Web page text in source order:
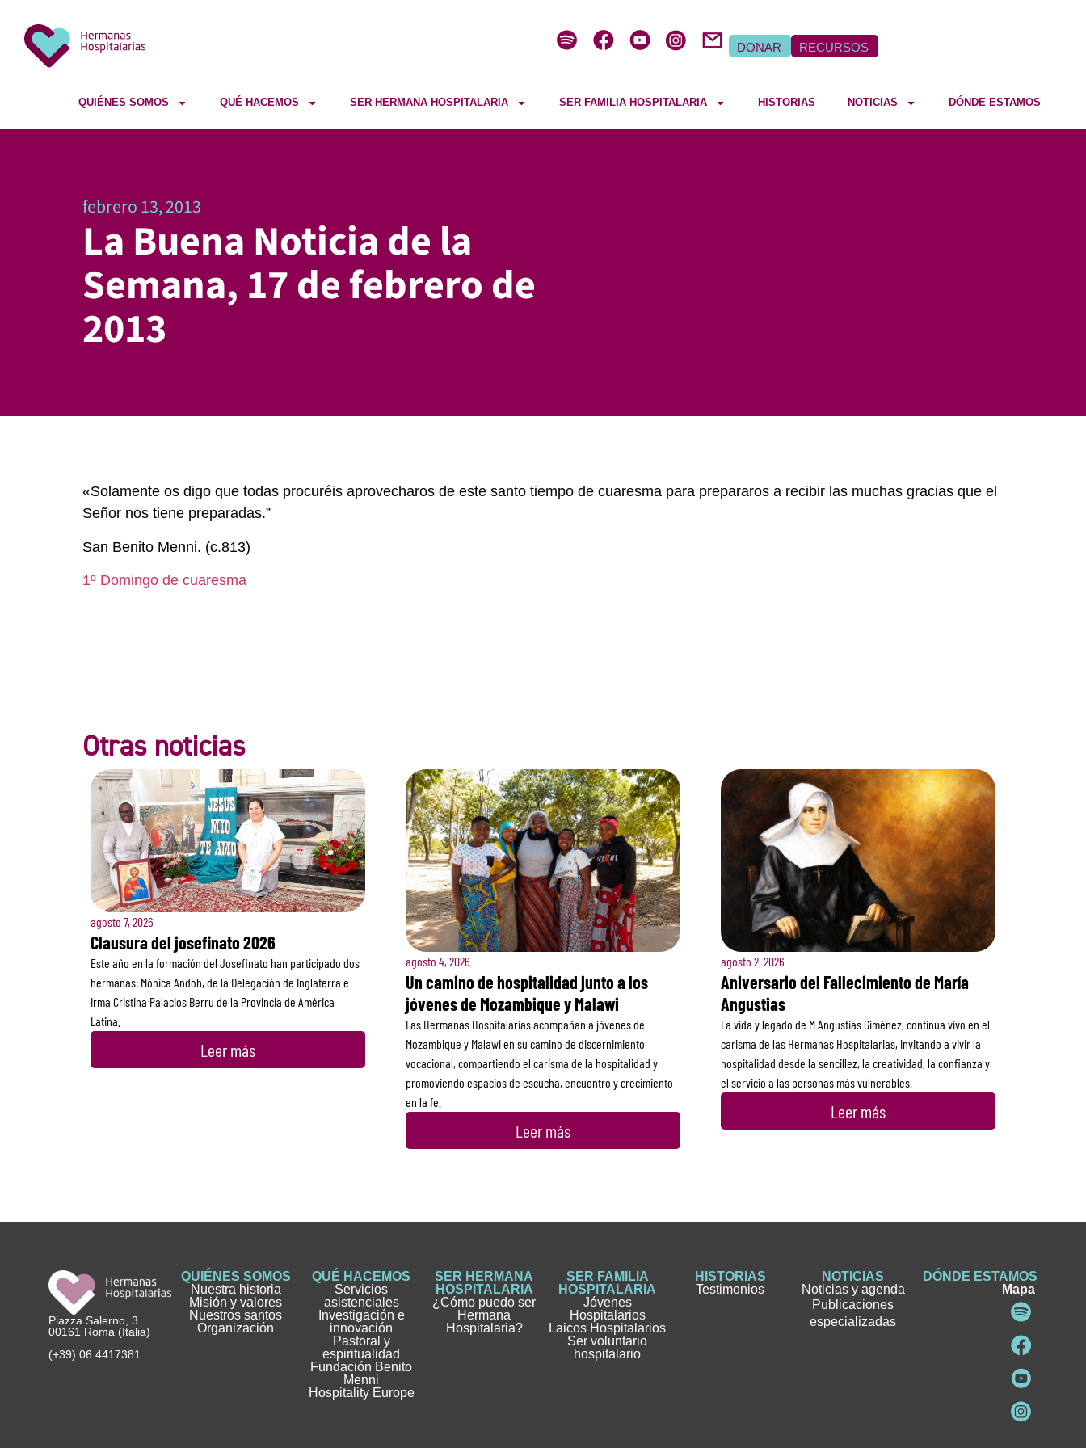
DONAR RECURSOS
QUIÉNES SOMOS QUÉ HACEMOS SER HERMANA HOSPITALARIA SER FAMILIA HOSPITALARIA HISTORIAS NOTICIAS DÓNDE ESTAMOS
febrero 13, 2013
La Buena Noticia de la
Semana, 17 de febrero de
2013
«Solamente os digo que todas procuréis aprovecharos de este santo tiempo de cuaresma para prepararos a recibir las muchas gracias que el
Señor nos tiene preparadas.”
San Benito Menni. (c.813)
1º Domingo de cuaresma
Otras noticias
agosto 7, 2026
Clausura del josefinato 2026
Este año en la formación del Josefinato han participado dos
hermanas: Mónica Andoh, de la Delegación de Inglaterra e
Irma Cristina Palacios Berru de la Provincia de América
Latina.
Leer más
agosto 4, 2026
Un camino de hospitalidad junto a los
jóvenes de Mozambique y Malawi
Las Hermanas Hospitalarias acompañan a jóvenes de
Mozambique y Malawi en su camino de discernimiento
vocacional, compartiendo el carisma de la hospitalidad y
promoviendo espacios de escucha, encuentro y crecimiento
en la fe.
Leer más
agosto 2, 2026
Aniversario del Fallecimiento de María
Angustias
La vida y legado de M Angustias Giménez, continúa vivo en el
carisma de las Hermanas Hospitalarias, invitando a vivir la
hospitalidad desde la sencillez, la creatividad, la confianza y
el servicio a las personas más vulnerables.
Leer más
Piazza Salerno, 3
00161 Roma (Italia)
(+39) 06 4417381
QUIÉNES SOMOS
Nuestra historia
Misión y valores
Nuestros santos
Organización
QUÉ HACEMOS
Servicios
asistenciales
Investigación e
innovación
Pastoral y
espiritualidad
Fundación Benito
Menni
Hospitality Europe
SER HERMANA
HOSPITALARIA
¿Cómo puedo ser
Hermana
Hospitalaria?
SER FAMILIA
HOSPITALARIA
Jóvenes
Hospitalarios
Laicos Hospitalarios
Ser voluntario
hospitalario
HISTORIAS
Testimonios
NOTICIAS
Noticias y agenda
Publicaciones
especializadas
DÓNDE ESTAMOS
Mapa